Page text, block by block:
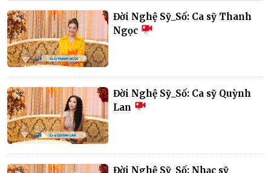
Đời Nghệ Sỹ_Số: Ca sỹ Thanh
Ngọc
Đời Nghệ Sỹ_Số: Ca sỹ Quỳnh
Lan
Đời Nghệ Sỹ_Số: Nhạc sỹ